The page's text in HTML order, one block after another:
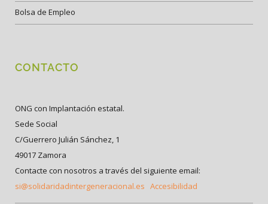
Bolsa de Empleo
CONTACTO
ONG con Implantación estatal.
Sede Social
C/Guerrero Julián Sánchez, 1
49017 Zamora
Contacte con nosotros a través del siguiente email:
si@solidaridadintergeneracional.es Accesibilidad